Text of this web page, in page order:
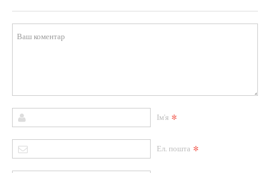
Ім'я *
Ел. пошта *